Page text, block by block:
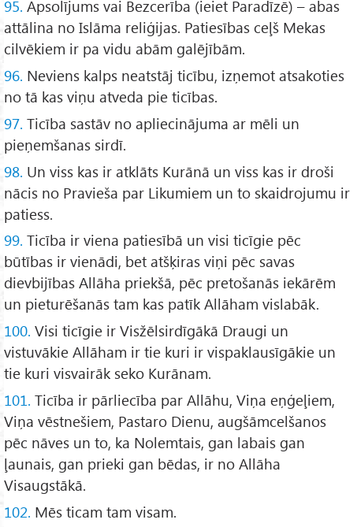
95. Apsolījums vai Bezcerība (ieiet Paradīzē) – abas
attālina no Islāma reliģijas. Patiesības ceļš Mekas
cilvēkiem ir pa vidu abām galējībām.
96. Neviens kalps neatstāj ticību, izņemot atsakoties
no tā kas viņu atveda pie ticības.
97. Ticība sastāv no apliecinājuma ar mēli un
pieņemšanas sirdī.
98. Un viss kas ir atklāts Kurānā un viss kas ir droši
nācis no Pravieša par Likumiem un to skaidrojumu ir
patiess.
99. Ticība ir viena patiesībā un visi ticīgie pēc
būtības ir vienādi, bet atšķiras viņi pēc savas
dievbijības Allāha priekšā, pēc pretošanās iekārēm
un pieturēšanās tam kas patīk Allāham vislabāk.
100. Visi ticīgie ir Visžēlsirdīgākā Draugi un
vistuvākie Allāham ir tie kuri ir vispaklausīgākie un
tie kuri visvairāk seko Kurānam.
101. Ticība ir pārliecība par Allāhu, Viņa eņģeļiem,
Viņa vēstnešiem, Pastaro Dienu, augšāmcelšanos
pēc nāves un to, ka Nolemtais, gan labais gan
ļaunais, gan prieki gan bēdas, ir no Allāha
Visaugstākā.
102. Mēs ticam tam visam.